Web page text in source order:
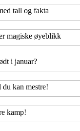
tall og fakta
magiske øyeblikk
i januar?
kan mestre!
kamp!